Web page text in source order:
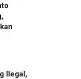
Ilegal,